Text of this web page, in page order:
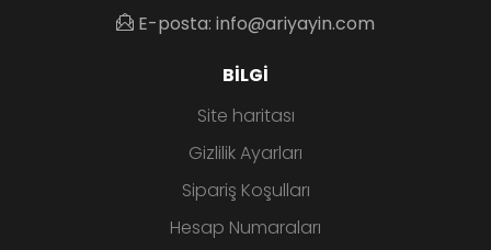
E-posta: info@ariyayin.com
BILGI
Site haritası
Gizlilik Ayarları
Sipariş Koşulları
Hesap Numaraları